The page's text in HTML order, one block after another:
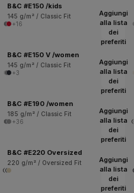
B&C #E150 /kids
145 g/m² / Classic Fit
+16
Aggiungi
alla lista
dei
preferiti
B&C #E150 V /women
145 g/m² / Classic Fit
+3
Aggiungi
alla lista
dei
preferiti
B&C #E190 /women
185 g/m² / Classic Fit
+36
Aggiungi
alla lista
dei
preferiti
B&C #E220 Oversized
220 g/m² / Oversized Fit
Aggiungi
alla lista
dei
preferiti